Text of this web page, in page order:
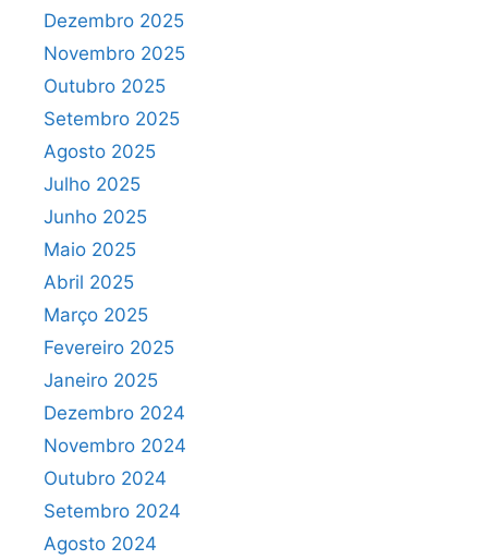
Dezembro 2025
Novembro 2025
Outubro 2025
Setembro 2025
Agosto 2025
Julho 2025
Junho 2025
Maio 2025
Abril 2025
Março 2025
Fevereiro 2025
Janeiro 2025
Dezembro 2024
Novembro 2024
Outubro 2024
Setembro 2024
Agosto 2024